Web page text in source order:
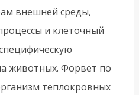
внешней среды,
и клеточный
животных. Форвет по
теплокровных